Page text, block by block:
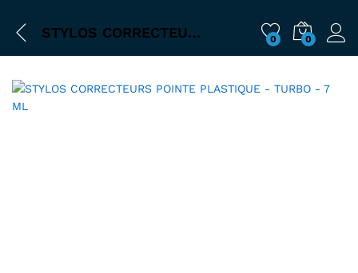
STYLOS CORRECTEURS POINTE PLASTIQUE – TURBO – 7 ML 0 0